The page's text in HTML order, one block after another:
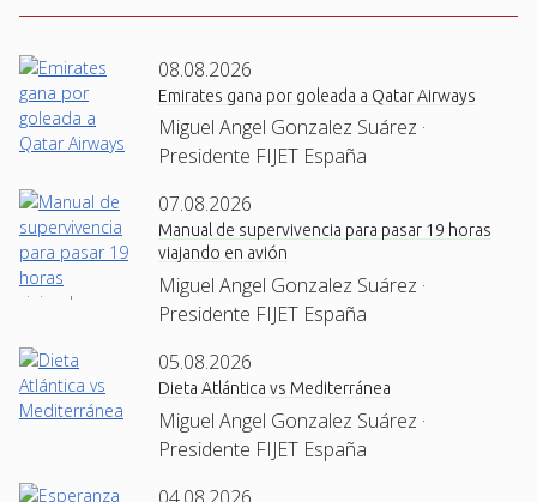
08.08.2026
Emirates gana por goleada a Qatar Airways
Miguel Angel Gonzalez Suárez ·
Presidente FIJET España
07.08.2026
Manual de supervivencia para pasar 19 horas
viajando en avión
Miguel Angel Gonzalez Suárez ·
Presidente FIJET España
05.08.2026
Dieta Atlántica vs Mediterránea
Miguel Angel Gonzalez Suárez ·
Presidente FIJET España
04.08.2026